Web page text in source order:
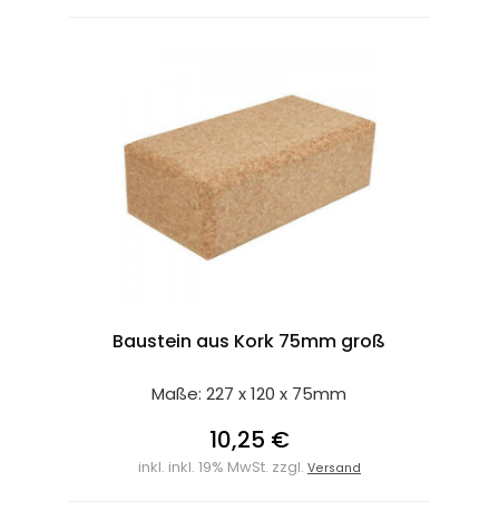
Baustein aus Kork 75mm groß
Maße: 227 x 120 x 75mm
10,25 €
inkl. inkl. 19% MwSt. zzgl. Versand